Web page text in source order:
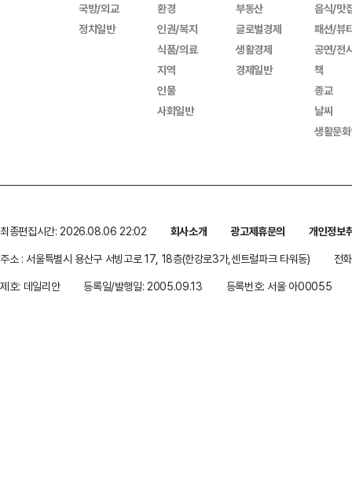
국방/외교
정치일반
환경
인권/복지
식품/의료
지역
인물
사회일반
부동산
글로벌경제
생활경제
경제일반
음식/맛
패션/뷰
공연/전
책
종교
날씨
생활문
최종편집시간: 2026.08.06 22:02 회사소개 광고제휴문의
개인정보
주소 : 서울특별시 용산구 서빙고로 17, 18층(한강로3가,센트럴파크 타워동)
전
제호: 데일리안
등록일/발행일: 2005.09.13 등록번호: 서울 아00055